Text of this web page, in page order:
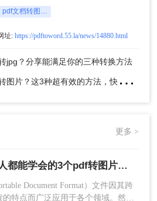
载即可使用。
PDF转换软件
算机上处理文件，那么使用
pdf文档转图片jpg
址: https://pdftoword.55.la/news/14880.html
jpg？分享能满足你的三种转换方法
下
一篇：pdf的文件如何转图片？这3种超有效的方法，快学起来
更多 >
如何pdf转图片？人人都能学会的3个pdf转图片方法
Document Format）文件因其跨
特点而广泛应用于各个领域。然